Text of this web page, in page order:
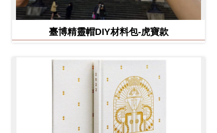
臺博精靈帽DIY材料包-虎寶款